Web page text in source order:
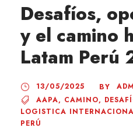
Desafíos,
y el camino
Latam Perú
13/05/2025 BY
AAPA, CAMINO,
LOGISTICA
PERÚ